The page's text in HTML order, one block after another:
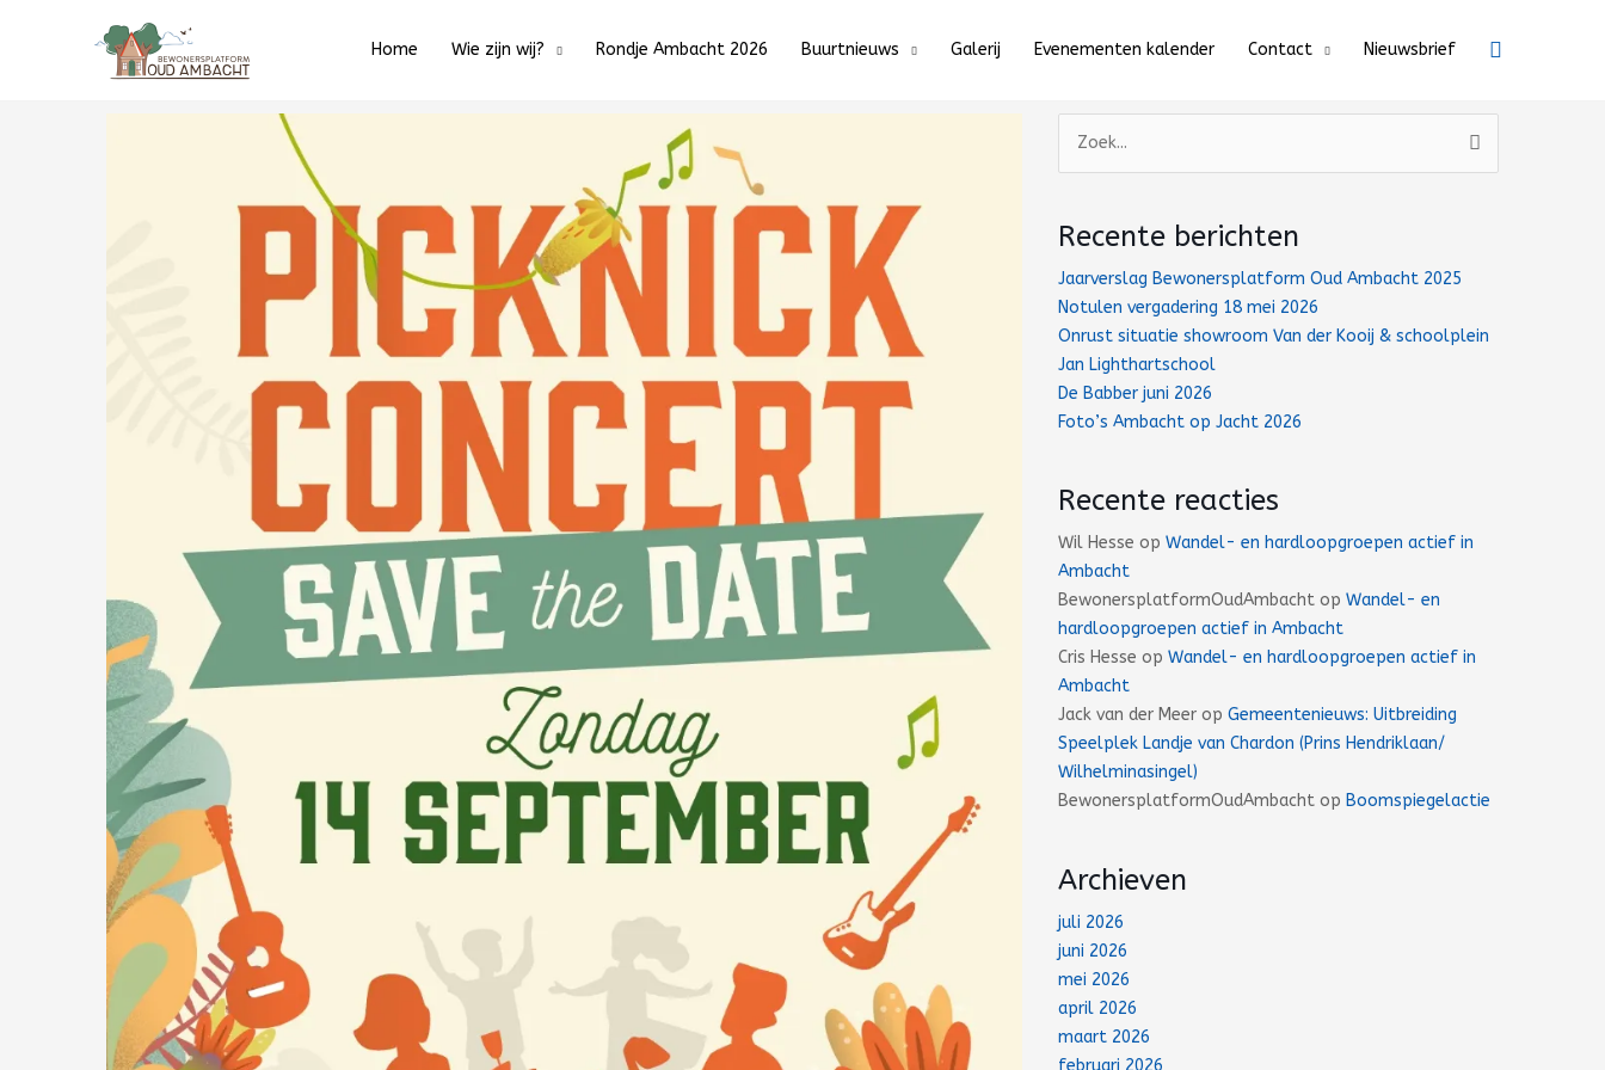
Home Wie zijn wij? Rondje Ambacht 2026 Buurtnieuws Galerij Evenementen kalender Contact Nieuwsbrief Zoeken
Zoek
naar:
Recente berichten
Jaarverslag Bewonersplatform Oud Ambacht 2025
Notulen vergadering 18 mei 2026
Onrust situatie showroom Van der Kooij & schoolplein
Jan Lighthartschool
De Babber juni 2026
Foto’s Ambacht op Jacht 2026
Recente reacties
Wil Hesse opWandel- en hardloopgroepen actief in
Ambacht
BewonersplatformOudAmbacht opWandel- en
hardloopgroepen actief in Ambacht
Cris Hesse opWandel- en hardloopgroepen actief in
Ambacht
Jack van der Meer opGemeentenieuws: Uitbreiding
Speelplek Landje van Chardon (Prins Hendriklaan/
Wilhelminasingel)
BewonersplatformOudAmbacht op Boomspiegelactie
Archieven
juli 2026
juni 2026
mei 2026
april 2026
maart 2026
februari 2026